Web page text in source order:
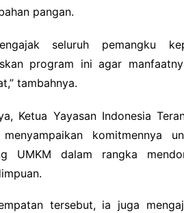
pangan.
seluruh pemangku
program ini agar
tambahnya.
Ketua Yayasan Indonesia
menyampaikan komitmennya
UMKM dalam rangka
tersebut, ia juga